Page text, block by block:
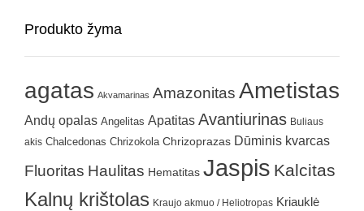
Produkto žyma
agatas Akvamarinas Amazonitas Ametistas
Andų opalas Angelitas Apatitas Avantiurinas Buliaus
akis Chalcedonas Chrizokola Chrizoprazas Dūminis kvarcas
Fluoritas Haulitas Hematitas Jaspis Kalcitas
Kalnų krištolas Kraujo akmuo / Heliotropas Kriauklė